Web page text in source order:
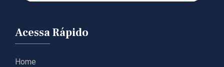
Acessa Rápido
Home